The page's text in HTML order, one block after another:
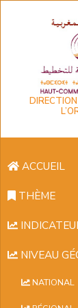
ACCUEIL
THÈME
NIVEAU
NATIONAL